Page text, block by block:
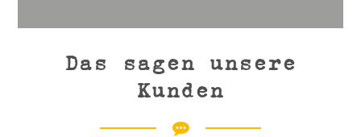
Das sagen unsere
Kunden